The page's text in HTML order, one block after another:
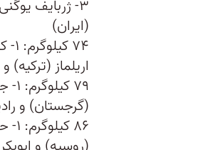
(ایران)
اریلماز (ترکیه) و
(گرجستان) و